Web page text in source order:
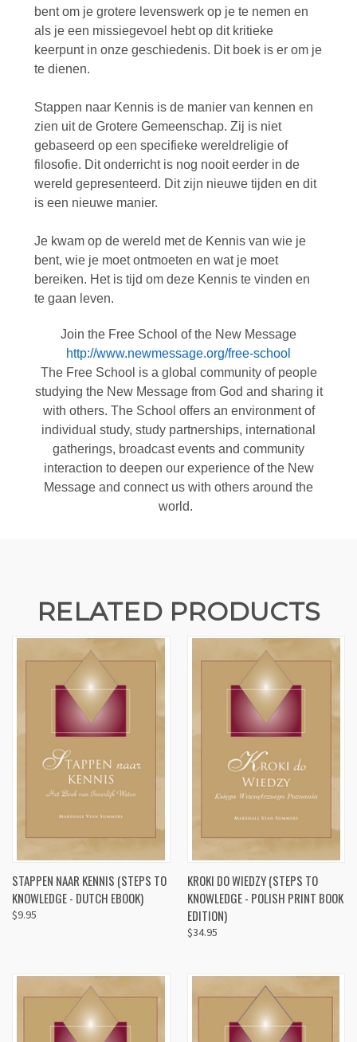
bent om je grotere levenswerk op je te nemen en
als je een missiegevoel hebt op dit kritieke
keerpunt in onze geschiedenis. Dit boek is er om je
te dienen.
Stappen naar Kennis is de manier van kennen en
zien uit de Grotere Gemeenschap. Zij is niet
gebaseerd op een specifieke wereldreligie of
filosofie. Dit onderricht is nog nooit eerder in de
wereld gepresenteerd. Dit zijn nieuwe tijden en dit
is een nieuwe manier.
Je kwam op de wereld met de Kennis van wie je
bent, wie je moet ontmoeten en wat je moet
bereiken. Het is tijd om deze Kennis te vinden en
te gaan leven.
Join the Free School of the New Message
http://www.newmessage.org/free-school
The Free School is a global community of people
studying the New Message from God and sharing it
with others. The School offers an environment of
individual study, study partnerships, international
gatherings, broadcast events and community
interaction to deepen our experience of the New
Message and connect us with others around the
world.
RELATED PRODUCTS
STAPPEN NAAR KENNIS (STEPS TO
KNOWLEDGE - DUTCH EBOOK)
$9.95
KROKI DO WIEDZY (STEPS TO
KNOWLEDGE - POLISH PRINT BOOK
EDITION)
$34.95